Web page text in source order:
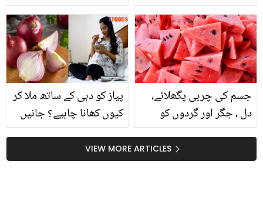
ہے؟ جانیئے ایسا بہترین
نسخہ جو ڈاکٹر کی
دوائیوں کو بھی پیچھے
چھوڑ سکتا ہے
اگر آپ بھی 5 منٹ میں 1
کلو لسن چھیلنا چاہتی ہیں
تو یہ ٹپ آپ ہی کے لئے ہے
پیاز کو دہی کے ساتھ ملا کر
کیوں کھانا چاہیے؟ جانیں
گرمی کے موسم میں اس
کے وہ فائدے جو آپ کو
بچائیں کئی بیماریوں سے
جسم کی چربی پگھلائے،
دل ، جگر اور گردوں کو
صحت مند بنانے کے لئے
سستا اور غذائیت سے
بھرپور تربوز
VIEW MORE ARTICLES